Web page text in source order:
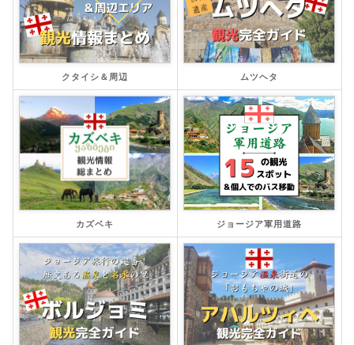
クタイシ＆周辺 ムツヘタ
カズベキ ジョージア軍用道路